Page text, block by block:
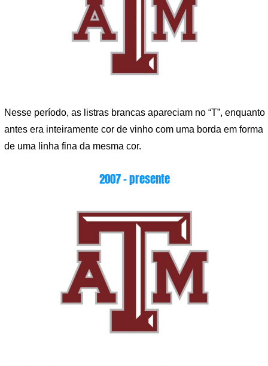
Nesse período, as listras brancas apareciam no “T”, enquanto
antes era inteiramente cor de vinho com uma borda em forma
de uma linha fina da mesma cor.
2007 – presente